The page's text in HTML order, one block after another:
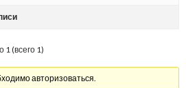
1 (всего 1)
авторизоваться.